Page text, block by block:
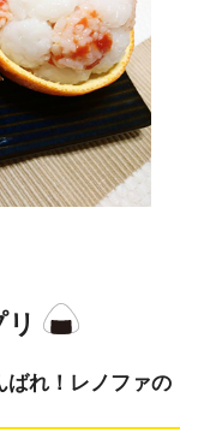
ばれ！レノファの